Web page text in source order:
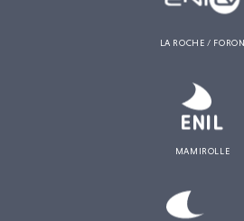
LA ROCHE / FORON
MAMIROLLE